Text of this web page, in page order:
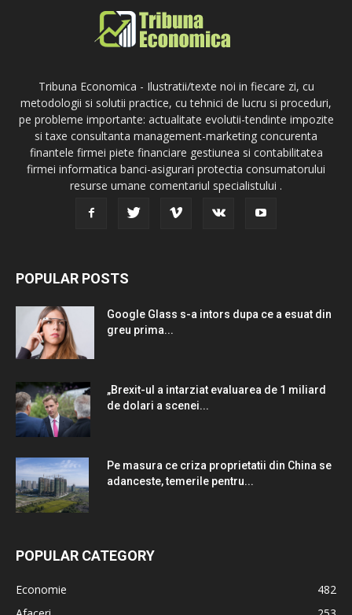
Tribuna Economica - Ilustratii/texte noi in fiecare zi, cu
metodologii si solutii practice, cu tehnici de lucru si proceduri,
pe probleme importante: actualitate evolutii-tendinte impozite
si taxe consultanta management-marketing concurenta
finantele firmei piete financiare gestiunea si contabilitatea
firmei informatica banci-asigurari protectia consumatorului
resurse umane comentariul specialistului .
POPULAR POSTS
Google Glass s-a intors dupa ce a esuat din
greu prima...
„Brexit-ul a intarziat evaluarea de 1 miliard
de dolari a scenei...
Pe masura ce criza proprietatii din China se
adanceste, temerile pentru...
POPULAR CATEGORY
Economie
482